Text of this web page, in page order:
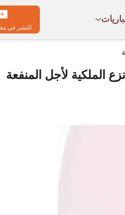
للنشر في
الملكية لأجل المنفعة